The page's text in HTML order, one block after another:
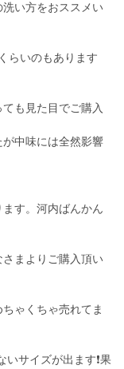
い方をおススメい
らいのもあります
も見た目でご購入
中味には全然影響
す。河内ばんかん
まよりご購入頂い
ゃくちゃ売れてま
サイズが出ます❗果